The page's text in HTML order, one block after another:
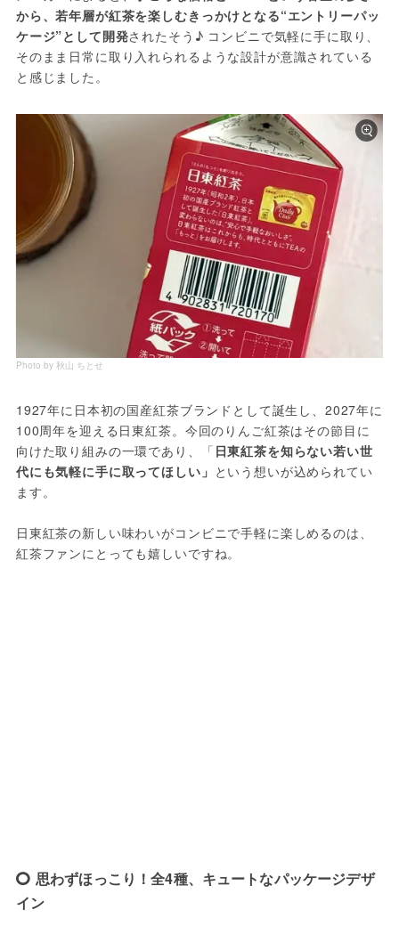
から、若年層が紅茶を楽しむきっかけとなる“エントリーパッ
ケージ”として開発されたそう♪ コンビニで気軽に手に取り、
そのまま日常に取り入れられるような設計が意識されている
と感じました。
Photo by 秋山 ちとせ
1927年に日本初の国産紅茶ブランドとして誕生し、2027年に
100周年を迎える日東紅茶。今回のりんご紅茶はその節目に
向けた取り組みの一環であり、「 日東紅茶を知らない若い世
代にも気軽に手に取ってほしい」 という想いが込められてい
ます。
日東紅茶の新しい味わいがコンビニで手軽に楽しめるのは、
紅茶ファンにとっても嬉しいですね。
思わずほっこり！全4種、キュートなパッケージデザ
イン